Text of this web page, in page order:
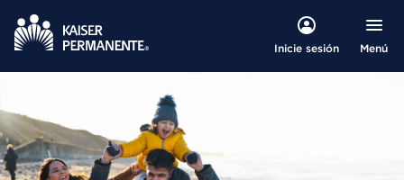
Inicie sesión Menú